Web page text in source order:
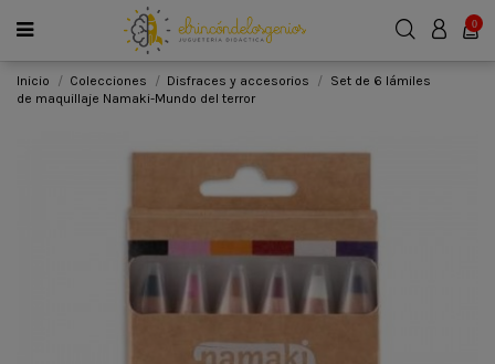
0
Inicio Colecciones Disfraces y accesorios
Set de 6 lámiles
de maquillaje Namaki-Mundo del terror